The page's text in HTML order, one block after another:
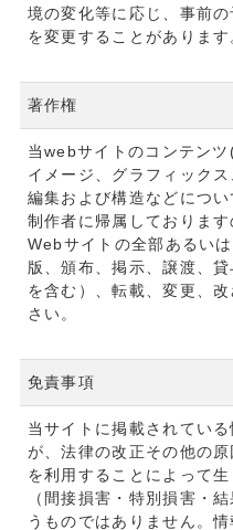
境の変化等に応じ、事前
を変更することがあります
著作権
当webサイトのコンテンツ
イメージ、グラフィック
編集および構造などにつ
制作者に帰属しておりま
Webサイトの全部あるい
版、頒布、掲示、譲渡、
を含む）、転載、変更、
さい。
免責事項
当サイトに掲載されてい
が、法律の改正その他の
を利用することによって
（間接損害・特別損害・
うものではありません。